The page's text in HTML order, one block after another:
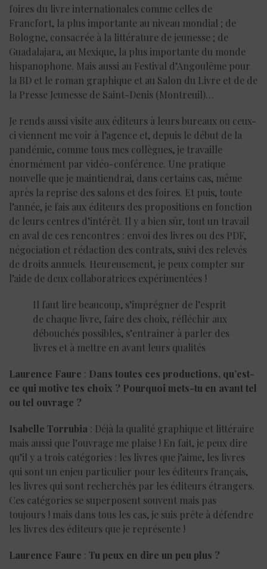
foires du livre internationales comme celles de
Francfort, la plus importante au niveau mondial ; de
Bologne, consacrée à la littérature de jeunesse ; de
Guadalajara, au Mexique, la plus importante du monde
hispanophone. Mais aussi au Festival d’Angoulême pour
la BD et le roman graphique et au Salon du Livre et de de
la Presse Jeunesse de Saint-Denis (Montreuil)…
Je rends aussi visite aux éditeurs à leurs bureaux ou ceux-
ci viennent me voir à l’agence et, depuis le début de la
pandémie, comme tous mes collègues, je travaille
énormément par vidéo-conférence. Une pratique
nouvelle que je maintiendrai, dans certains cas, même
après la reprise des salons et des foires. Et puis, toute
l’année, je fais aux éditeurs des propositions en fonction
de leurs centres d’intérêt. Il y a bien sûr, tout un travail
en aval de ces rencontres : envoi des livres ou des PDF,
négociation et rédaction des contrats, suivi des relevés
de droits annuels. Heureusement, je peux compter sur
l’aide de deux collaboratrices expérimentées !
Il faut lire beaucoup, s’imprégner de l’esprit
de chaque livre, faire des choix, réfléchir aux
débouchés possibles, s’entraîner à parler des
livres et à mettre en avant leurs qualités
Laurence Faure : Dans toutes ces productions, qu’est-
ce qui motive tes choix ? Pourquoi mets-tu en avant tel
ou tel ouvrage ?
Isabelle Torrubia : Déjà la qualité graphique et littéraire
mais aussi que l’ouvrage me plaise ! En fait, je peux dire
qu’il y a trois catégories : les livres que j’aime, les livres
qui sont un enjeu particulier pour les éditeurs français,
les livres qui sont recherchés par les éditeurs étrangers.
Ces catégories se superposent souvent mais pas
toujours ! mais dans tous les cas, je suis prête à défendre
les livres des éditeurs que je représente !
Laurence Faure : Tu peux en dire un peu plus ?